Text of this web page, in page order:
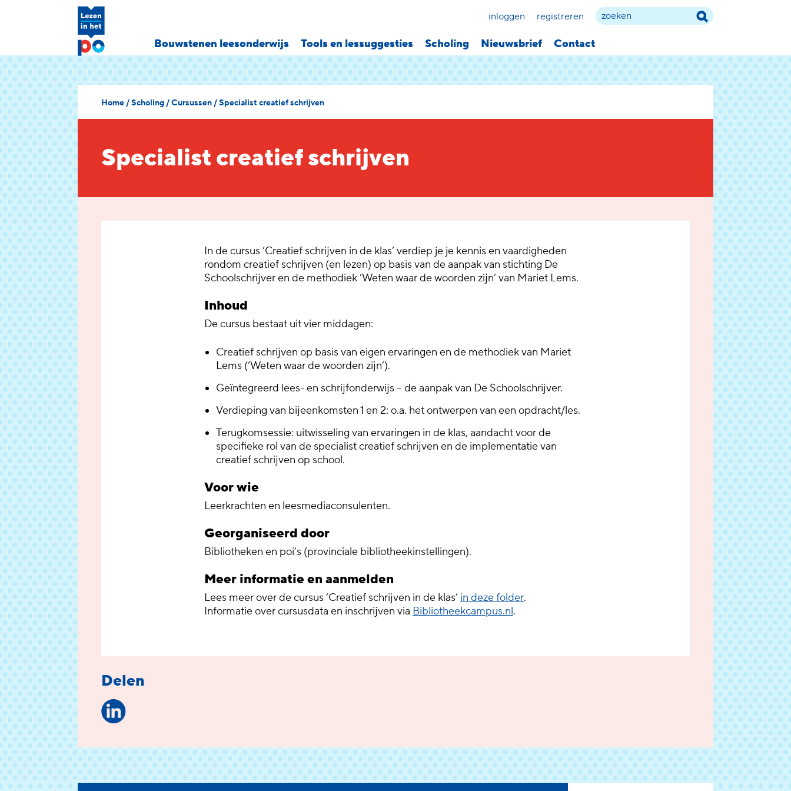
inloggen registreren
Bouwstenen leesonderwijs Tools en lessuggesties Scholing Nieuwsbrief Contact
Home/Scholing/Cursussen/Specialist creatief schrijven
Specialist creatief schrijven
In de cursus ‘Creatief schrijven in de klas’ verdiep je je kennis en vaardigheden
rondom creatief schrijven (en lezen) op basis van de aanpak van stichting De
Schoolschrijver en de methodiek ‘Weten waar de woorden zijn’ van Mariet Lems.
Inhoud
De cursus bestaat uit vier middagen:
Creatief schrijven op basis van eigen ervaringen en de methodiek van Mariet
Lems (‘Weten waar de woorden zijn’).
Geïntegreerd lees- en schrijfonderwijs – de aanpak van De Schoolschrijver.
Verdieping van bijeenkomsten 1 en 2: o.a. het ontwerpen van een opdracht/les.
Terugkomsessie: uitwisseling van ervaringen in de klas, aandacht voor de
specifieke rol van de specialist creatief schrijven en de implementatie van
creatief schrijven op school.
Voor wie
Leerkrachten en leesmediaconsulenten.
Georganiseerd door
Bibliotheken en poi’s (provinciale bibliotheekinstellingen).
Meer informatie en aanmelden
Lees meer over de cursus ‘Creatief schrijven in de klas’ in deze folder.
Informatie over cursusdata en inschrijven via Bibliotheekcampus.nl.
Delen